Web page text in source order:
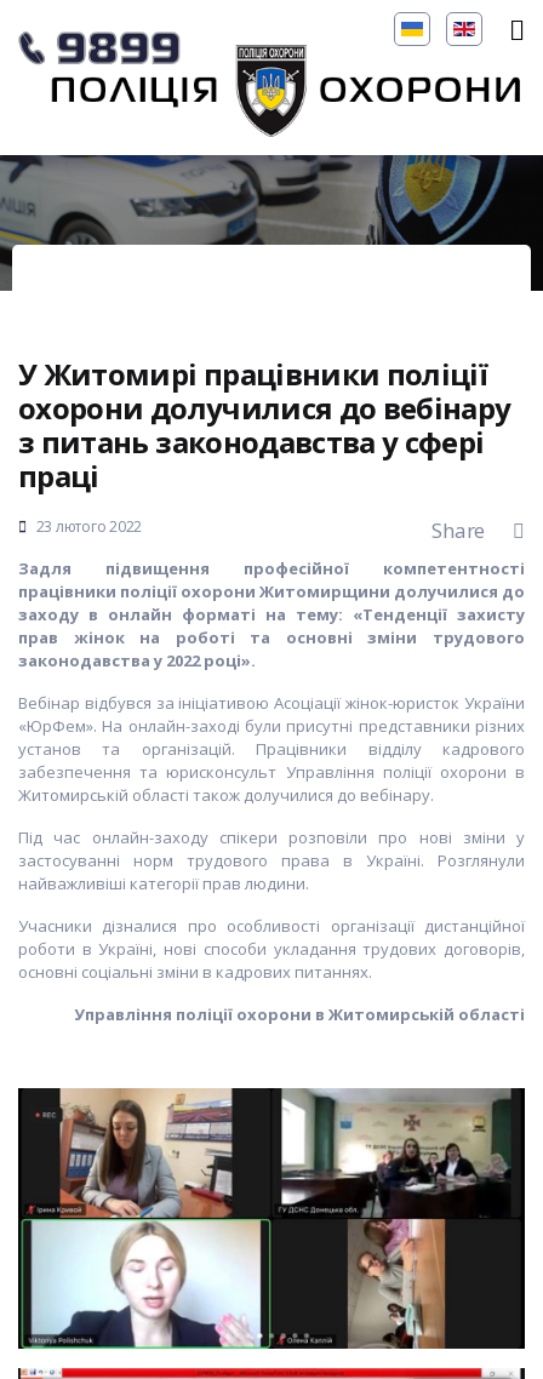
У Житомирі працівники поліції
охорони долучилися до вебінару
з питань законодавства у сфері
праці
23 лютого 2022 Share
Задля підвищення професійної компетентності
працівники поліції охорони Житомирщини долучилися до
заходу в онлайн форматі на тему: «Тенденції захисту
прав жінок на роботі та основні зміни трудового
законодавства у 2022 році».
Вебінар відбувся за ініціативою Асоціації жінок-юристок України
«ЮрФем». На онлайн-заході були присутні представники різних
установ та організацій. Працівники відділу кадрового
забезпечення та юрисконсульт Управління поліції охорони в
Житомирській області також долучилися до вебінару.
Під час онлайн-заходу спікери розповіли про нові зміни у
застосуванні норм трудового права в Україні. Розглянули
найважливіші категорії прав людини.
Учасники дізналися про особливості організації дистанційної
роботи в Україні, нові способи укладання трудових договорів,
основні соціальні зміни в кадрових питаннях.
Управління поліції охорони в Житомирській області